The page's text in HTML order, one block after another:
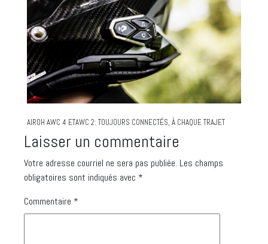
AIROH AWC 4 ETAWC 2: TOUJOURS CONNECTÉS, À CHAQUE TRAJET
Laisser un commentaire
Votre adresse courriel ne sera pas publiée. Les champs
obligatoires sont indiqués avec *
Commentaire *